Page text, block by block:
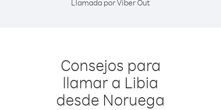
Llamada por Viber Out
Consejos para
llamar a Libia
desde Noruega